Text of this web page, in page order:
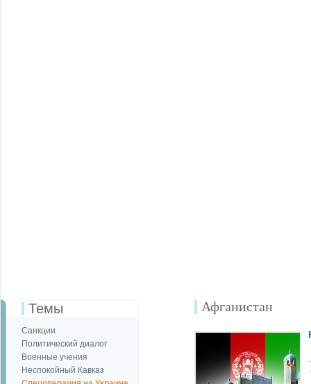
Темы
Санкции
Политический диалог
Военные учения
Неспокойный Кавказ
Афганистан